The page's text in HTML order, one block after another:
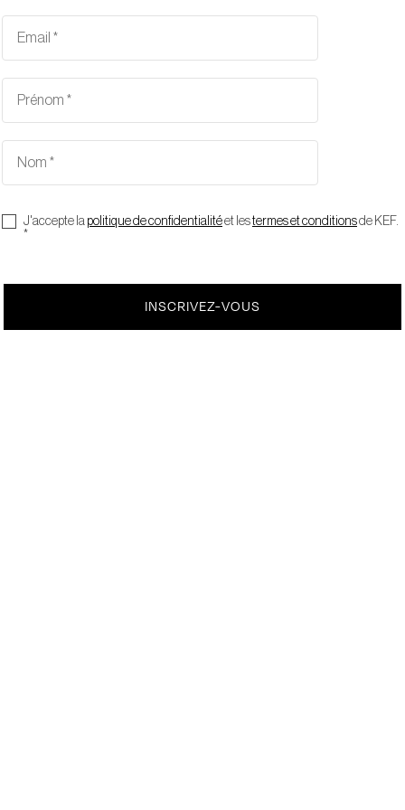
J'accepte la politique de confidentialitéet lestermes et conditionsde KEF.
*